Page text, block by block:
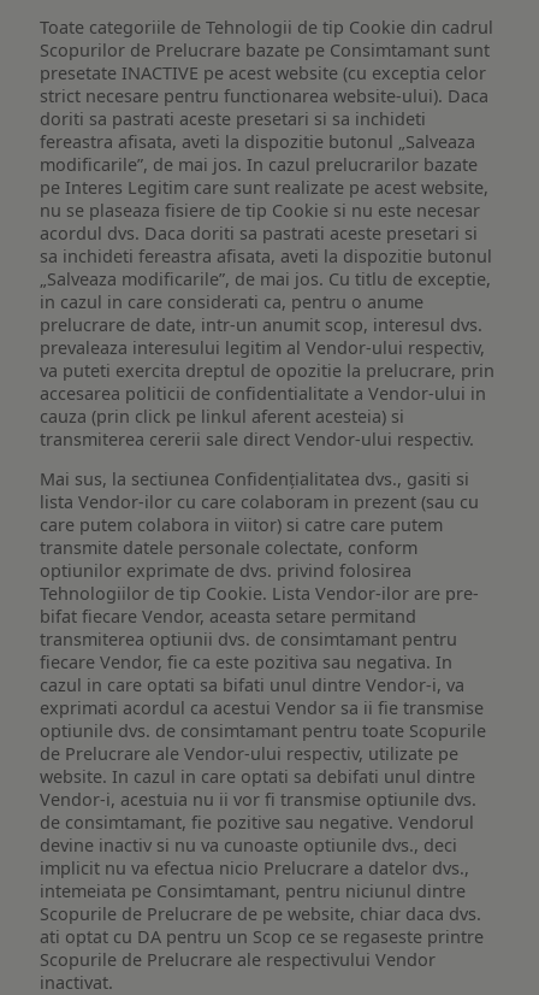
Toate categoriile de Tehnologii de tip Cookie din cadrul
Scopurilor de Prelucrare bazate pe Consimtamant sunt
presetate INACTIVE pe acest website (cu exceptia celor
strict necesare pentru functionarea website-ului). Daca
doriti sa pastrati aceste presetari si sa inchideti
fereastra afisata, aveti la dispozitie butonul „Salveaza
modificarile”, de mai jos. In cazul prelucrarilor bazate
pe Interes Legitim care sunt realizate pe acest website,
nu se plaseaza fisiere de tip Cookie si nu este necesar
acordul dvs. Daca doriti sa pastrati aceste presetari si
sa inchideti fereastra afisata, aveti la dispozitie butonul
„Salveaza modificarile”, de mai jos. Cu titlu de exceptie,
in cazul in care considerati ca, pentru o anume
prelucrare de date, intr-un anumit scop, interesul dvs.
prevaleaza interesului legitim al Vendor-ului respectiv,
va puteti exercita dreptul de opozitie la prelucrare, prin
accesarea politicii de confidentialitate a Vendor-ului in
cauza (prin click pe linkul aferent acesteia) si
transmiterea cererii sale direct Vendor-ului respectiv.
Mai sus, la sectiunea Confidențialitatea dvs., gasiti si
lista Vendor-ilor cu care colaboram in prezent (sau cu
care putem colabora in viitor) si catre care putem
transmite datele personale colectate, conform
optiunilor exprimate de dvs. privind folosirea
Tehnologiilor de tip Cookie. Lista Vendor-ilor are pre-
bifat fiecare Vendor, aceasta setare permitand
transmiterea optiunii dvs. de consimtamant pentru
fiecare Vendor, fie ca este pozitiva sau negativa. In
cazul in care optati sa bifati unul dintre Vendor-i, va
exprimati acordul ca acestui Vendor sa ii fie transmise
optiunile dvs. de consimtamant pentru toate Scopurile
de Prelucrare ale Vendor-ului respectiv, utilizate pe
website. In cazul in care optati sa debifati unul dintre
Vendor-i, acestuia nu ii vor fi transmise optiunile dvs.
de consimtamant, fie pozitive sau negative. Vendorul
devine inactiv si nu va cunoaste optiunile dvs., deci
implicit nu va efectua nicio Prelucrare a datelor dvs.,
intemeiata pe Consimtamant, pentru niciunul dintre
Scopurile de Prelucrare de pe website, chiar daca dvs.
ati optat cu DA pentru un Scop ce se regaseste printre
Scopurile de Prelucrare ale respectivului Vendor
inactivat.